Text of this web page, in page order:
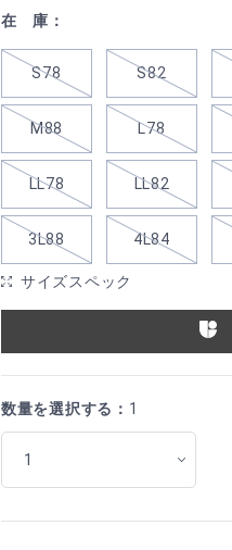
在 庫：
S78 S82
M88 L78
LL78 LL82
3L88 4L84
サイズスペック
数量を選択する： 1